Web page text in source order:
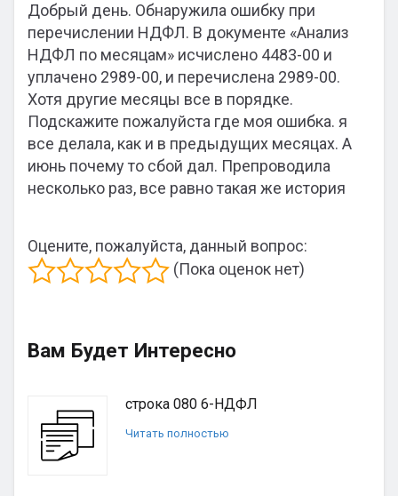
Добрый день. Обнаружила ошибку при
перечислении НДФЛ. В документе «Анализ
НДФЛ по месяцам» исчислено 4483-00 и
уплачено 2989-00, и перечислена 2989-00.
Хотя другие месяцы все в порядке.
Подскажите пожалуйста где моя ошибка. я
все делала, как и в предыдущих месяцах. А
июнь почему то сбой дал. Препроводила
несколько раз, все равно такая же история
Оцените, пожалуйста, данный вопрос:
(Пока оценок нет)
Вам Будет Интересно
строка 080 6-НДФЛ
Читать полностью